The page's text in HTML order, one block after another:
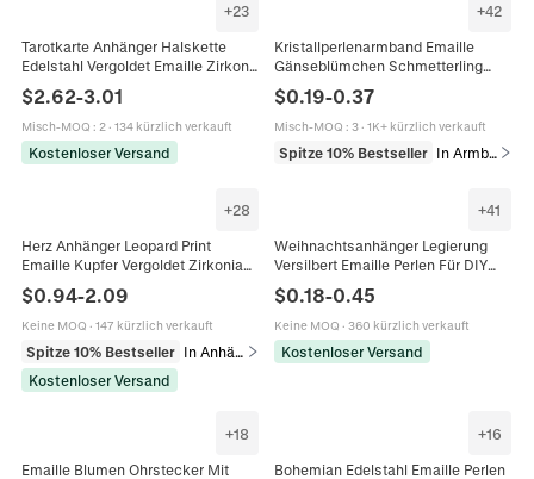
+23
Tarotkarte Anhänger Halskette
Edelstahl Vergoldet Emaille Zirkon
Vintage Mystischer Schmuck Für
Damen
$2.62-3.01
Misch-MOQ : 2· 134 kürzlich verkauft
Kostenloser Versand
+42
Kristallperlenarmband Emaille
Gänseblümchen Schmetterling
Blumenanhänger Verstellbarer
Schmuck Für Frauen Mädchen
$0.19-0.37
Misch-MOQ : 3· 1K+ kürzlich verkauft
Spitze 10% Bestseller In Armbänder
+28
Herz Anhänger Leopard Print
Emaille Kupfer Vergoldet Zirkonia
DIY Schmuck Zubehör
Romantische Trendige Charms
$0.94-2.09
Keine MOQ · 147 kürzlich verkauft
Spitze 10% Bestseller
In Anhänger
Kostenloser Versand
+41
Weihnachtsanhänger Legierung
Versilbert Emaille Perlen Für DIY
Armband Schmuck
Weihnachtsmann Schneemann
Rentier Schneeflocke
$0.18-0.45
Keine MOQ · 360 kürzlich verkauft
Kostenloser Versand
+18
Emaille Blumen Ohrstecker Mit
+16
Bohemian Edelstahl Emaille Perlen